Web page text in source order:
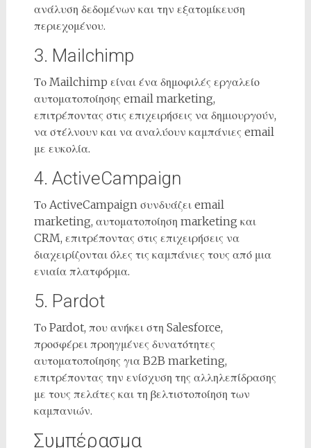
ανάλυση δεδομένων και την εξατομίκευση
περιεχομένου.
3. Mailchimp
Το Mailchimp είναι ένα δημοφιλές εργαλείο
αυτοματοποίησης email marketing,
επιτρέποντας στις επιχειρήσεις να δημιουργούν,
να στέλνουν και να αναλύουν καμπάνιες email
με ευκολία.
4. ActiveCampaign
Το ActiveCampaign συνδυάζει email
marketing, αυτοματοποίηση marketing και
CRM, επιτρέποντας στις επιχειρήσεις να
διαχειρίζονται όλες τις καμπάνιες τους από μια
ενιαία πλατφόρμα.
5. Pardot
Το Pardot, που ανήκει στη Salesforce,
προσφέρει προηγμένες δυνατότητες
αυτοματοποίησης για B2B marketing,
επιτρέποντας την ενίσχυση της αλληλεπίδρασης
με τους πελάτες και τη βελτιστοποίηση των
καμπανιών.
Συμπέρασμα